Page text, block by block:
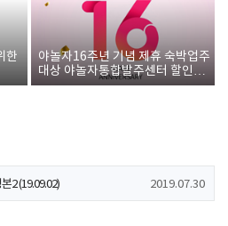
한
야놀자16주년 기념 제휴 숙박업주
대상 야놀자통합발주센터 할인쿠
폰 증정
2 (19.09.02) 2019.07.30